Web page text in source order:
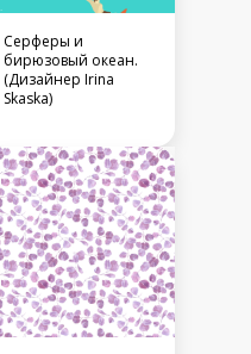
Серферы и
бирюзовый океан.
(Дизайнер Irina
Skaska)